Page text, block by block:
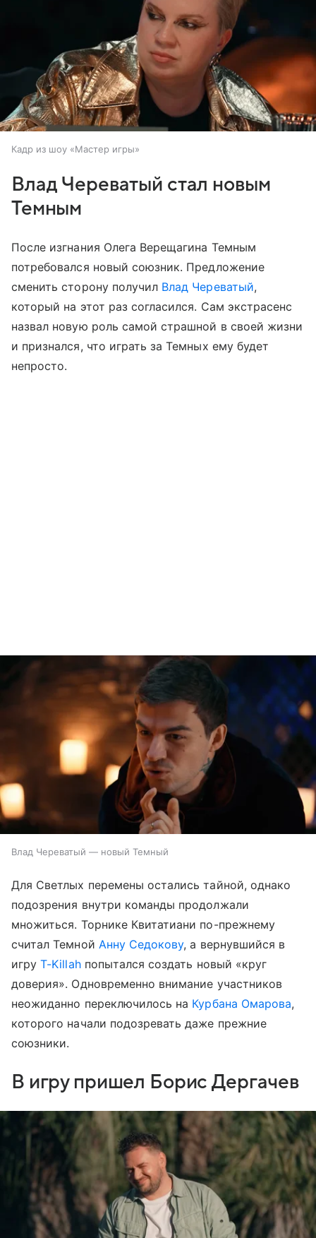
Кадр из шоу «Мастер игры»
Влад Череватый стал новым
Темным
После изгнания Олега Верещагина Темным
потребовался новый союзник. Предложение
сменить сторону получил Влад Череватый,
который на этот раз согласился. Сам экстрасенс
назвал новую роль самой страшной в своей жизни
и признался, что играть за Темных ему будет
непросто.
Влад Череватый — новый Темный
Для Светлых перемены остались тайной, однако
подозрения внутри команды продолжали
множиться. Торнике Квитатиани по-прежнему
считал Темной Анну Седокову, а вернувшийся в
игруT-Killahпопытался создать новый «круг
доверия». Одновременно внимание участников
неожиданно переключилось на Курбана Омарова,
которого начали подозревать даже прежние
союзники.
В игру пришел Борис Дергачев